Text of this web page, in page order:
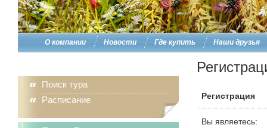
О компании Новости Где купить Наши друзья
Поиск тура
Расписание
Регистрация
Вы являетесь: